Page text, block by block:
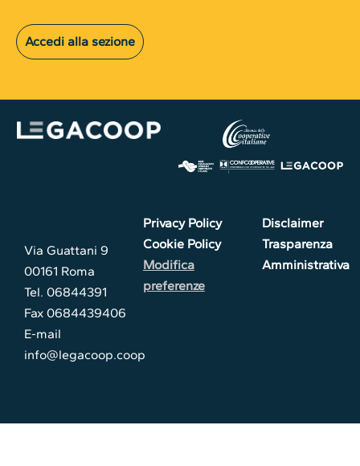
Accedi alla sezione
Via Guattani 9
00161 Roma
Tel. 06844391
Fax 0684439406
E-mail
info@legacoop.coop
Privacy Policy
Cookie Policy
Modifica
preferenze
Disclaimer
Trasparenza
Amministrativa